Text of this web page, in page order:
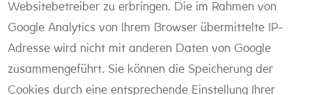
Websitebetreiber zu erbringen. Die im Rahmen von
Google Analytics von Ihrem Browser übermittelte IP-
Adresse wird nicht mit anderen Daten von Google
zusammengeführt. Sie können die Speicherung der
Cookies durch eine entsprechende Einstellung Ihrer